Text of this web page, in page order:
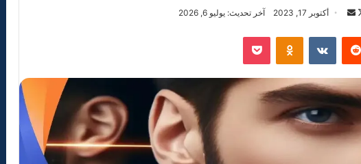
ت
ب
ع
ع
ل
X
ل
ب
ر
د
ا
أكتوبر 17, 2023 آخر تحديث: يوليو 6, 2026